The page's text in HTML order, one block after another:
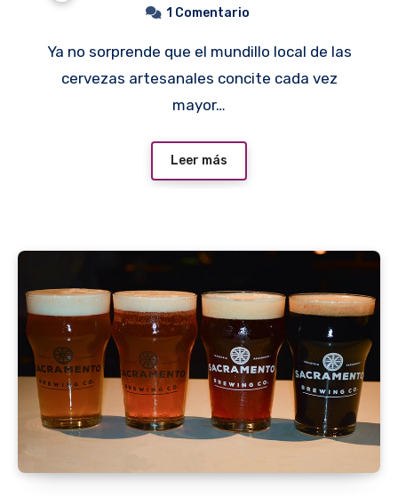
1 Comentario
Ya no sorprende que el mundillo local de las
cervezas artesanales concite cada vez
mayor…
Leer más